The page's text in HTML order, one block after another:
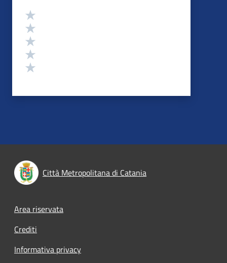
Valutazione
Città Metropolitana di Catania
Footer menu
Area riservata
Crediti
Informativa privacy